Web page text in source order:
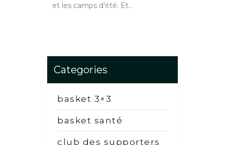
et les camps d'été. Et…
Categories
basket 3×3
basket santé
club des supporters